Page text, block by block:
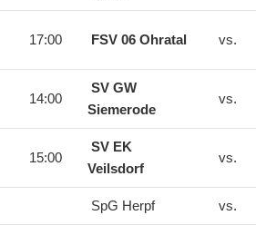
17:00 FSV 06 Ohratal vs.
14:00
SV GW
Siemerode
vs.
15:00
SV EK
Veilsdorf
vs.
SpG Herpf vs.